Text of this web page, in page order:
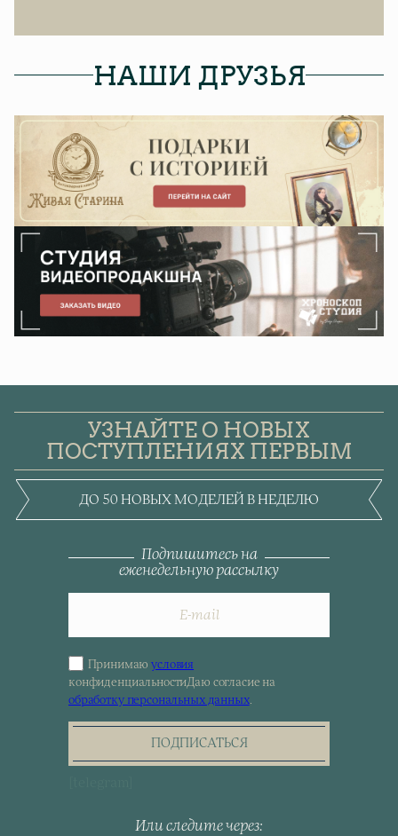
НАШИ ДРУЗЬЯ
УЗНАЙТЕ О НОВЫХ
ПОСТУПЛЕНИЯХ ПЕРВЫМ
ДО 50 НОВЫХ МОДЕЛЕЙ В НЕДЕЛЮ
Подпишитесь на
еженедельную рассылку
Sign
up
for
the
Принимаюусловия
конфиденциальностиДаю согласие на
обработку персональных данных.
ПОДПИСАТЬСЯ
Или следите через